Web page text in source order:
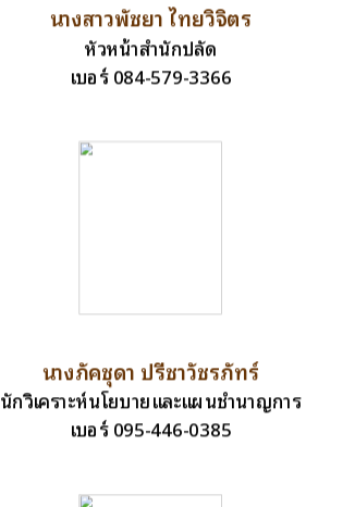
นางสาวพัชยา ไทยวิจิตร
หัวหน้าสำนักปลัด
เบอร์ 084-579-3366
นางภัคชุดา ปรีชาวัชรภัทร์
นักวิเคราะห์นโยบายและแผนชำนาญการ
เบอร์ 095-446-0385